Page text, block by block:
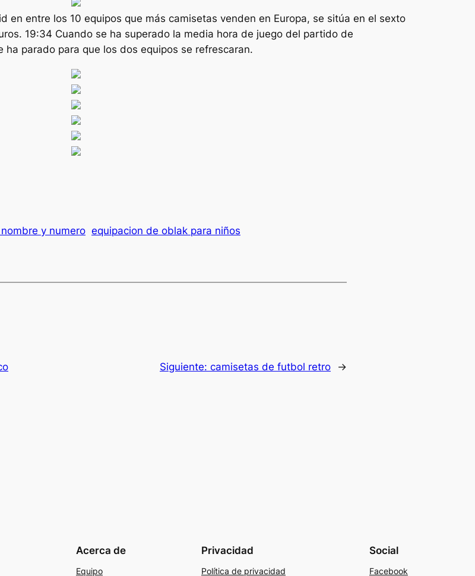
en entre los 10 equipos que más camisetas venden en Europa, se sitúa en el sexto
19:34 Cuando se ha superado la media hora de juego del partido de
parado para que los dos equipos se refrescaran.
y numero equipacion de oblak para niños
Siguiente: camisetas de futbol retro →
Acerca de
Equipo
Privacidad
Política de privacidad
Social
Facebook